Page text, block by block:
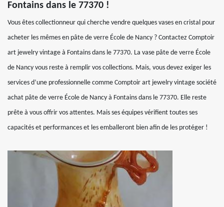
Fontains dans le 77370 !
Vous êtes collectionneur qui cherche vendre quelques vases en cristal pour
acheter les mêmes en pâte de verre École de Nancy ? Contactez Comptoir
art jewelry vintage à Fontains dans le 77370. La vase pâte de verre École
de Nancy vous reste à remplir vos collections. Mais, vous devez exiger les
services d’une professionnelle comme Comptoir art jewelry vintage société
achat pâte de verre École de Nancy à Fontains dans le 77370. Elle reste
prête à vous offrir vos attentes. Mais ses équipes vérifient toutes ses
capacités et performances et les emballeront bien afin de les protéger !